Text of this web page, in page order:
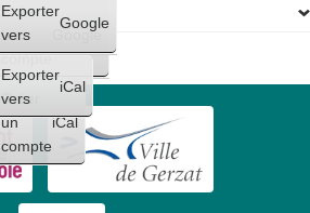
Créer
un
compte
Google
Créer
un
compte
iCal
Exporter
vers
Google
Exporter
vers
iCal